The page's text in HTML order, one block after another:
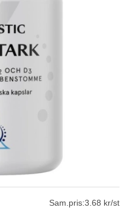
Sam.pris:3.68 kr/st